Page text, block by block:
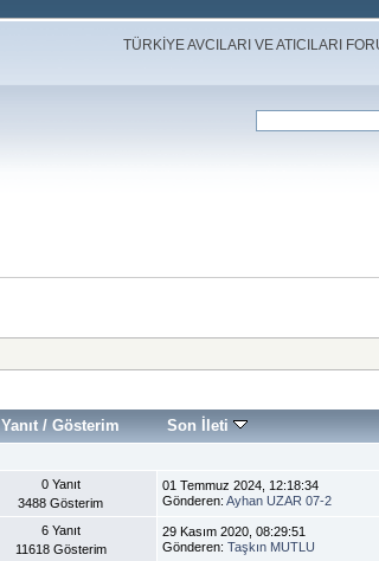
TÜRKİYE AVCILARI VE ATICILARI
Yanıt/ Gösterim Son İleti
0 Yanıt
3488 Gösterim
01 Temmuz 2024, 12:18:34
Gönderen:Ayhan UZAR 07-2
6 Yanıt
11618 Gösterim
29 Kasım 2020, 08:29:51
Gönderen:Taşkın MUTLU